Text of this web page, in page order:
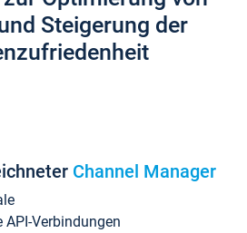
Steigerung der
Channel Manager
API-Verbindungen